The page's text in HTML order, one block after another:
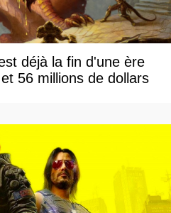
déjà la fin d'une ère
56 millions de dollars